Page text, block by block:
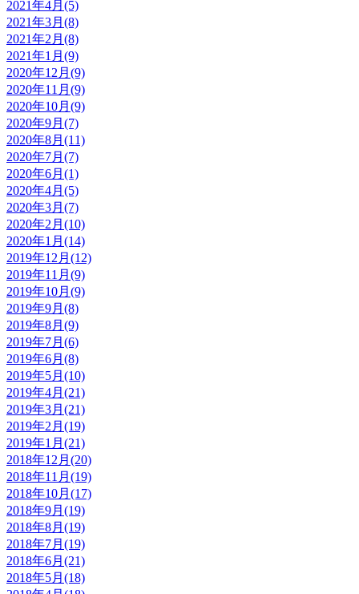
2021年4月(5)
2021年3月(8)
2021年2月(8)
2021年1月(9)
2020年12月(9)
2020年11月(9)
2020年10月(9)
2020年9月(7)
2020年8月(11)
2020年7月(7)
2020年6月(1)
2020年4月(5)
2020年3月(7)
2020年2月(10)
2020年1月(14)
2019年12月(12)
2019年11月(9)
2019年10月(9)
2019年9月(8)
2019年8月(9)
2019年7月(6)
2019年6月(8)
2019年5月(10)
2019年4月(21)
2019年3月(21)
2019年2月(19)
2019年1月(21)
2018年12月(20)
2018年11月(19)
2018年10月(17)
2018年9月(19)
2018年8月(19)
2018年7月(19)
2018年6月(21)
2018年5月(18)